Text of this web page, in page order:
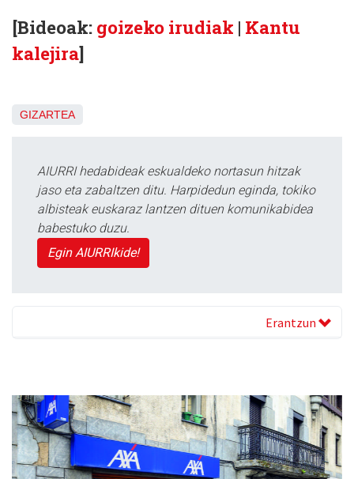
[Bideoak: goizeko irudiak | Kantu
kalejira]
GIZARTEA
AIURRI hedabideak eskualdeko nortasun hitzak
jaso eta zabaltzen ditu. Harpidedun eginda, tokiko
albisteak euskaraz lantzen dituen komunikabidea
babestuko duzu.
Egin AIURRIkide!
Erantzun